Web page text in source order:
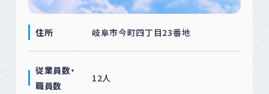
住所 岐阜市今町四丁目23番地
従業員数・
職員数
12人